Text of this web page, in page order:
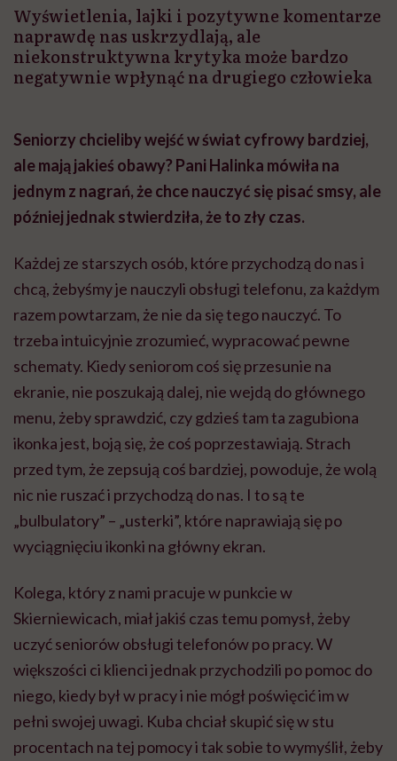
Wyświetlenia, lajki i pozytywne komentarze
naprawdę nas uskrzydlają, ale
niekonstruktywna krytyka może bardzo
negatywnie wpłynąć na drugiego człowieka
Seniorzy chcieliby wejść w świat cyfrowy bardziej,
ale mają jakieś obawy? Pani Halinka mówiła na
jednym z nagrań, że chce nauczyć się pisać smsy, ale
później jednak stwierdziła, że to zły czas.
Każdej ze starszych osób, które przychodzą do nas i
chcą, żebyśmy je nauczyli obsługi telefonu, za każdym
razem powtarzam, że nie da się tego nauczyć. To
trzeba intuicyjnie zrozumieć, wypracować pewne
schematy. Kiedy seniorom coś się przesunie na
ekranie, nie poszukają dalej, nie wejdą do głównego
menu, żeby sprawdzić, czy gdzieś tam ta zagubiona
ikonka jest, boją się, że coś poprzestawiają. Strach
przed tym, że zepsują coś bardziej, powoduje, że wolą
nic nie ruszać i przychodzą do nas. I to są te
„bulbulatory” – „usterki”, które naprawiają się po
wyciągnięciu ikonki na główny ekran.
Kolega, który z nami pracuje w punkcie w
Skierniewicach, miał jakiś czas temu pomysł, żeby
uczyć seniorów obsługi telefonów po pracy. W
większości ci klienci jednak przychodzili po pomoc do
niego, kiedy był w pracy i nie mógł poświęcić im w
pełni swojej uwagi. Kuba chciał skupić się w stu
procentach na tej pomocy i tak sobie to wymyślił, żeby